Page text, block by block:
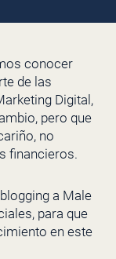
conocer
de las
Digital,
pero que
no
financieros.
a Male
para que
en este